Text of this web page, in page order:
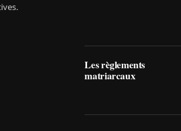
Les règlements
matriarcaux